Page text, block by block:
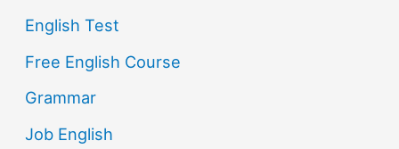
English Test
Free English Course
Grammar
Job English